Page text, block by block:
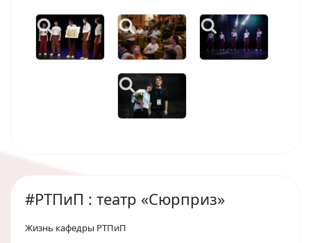
#РТПиП : театр «Сюрприз»
Жизнь кафедры РТПиП